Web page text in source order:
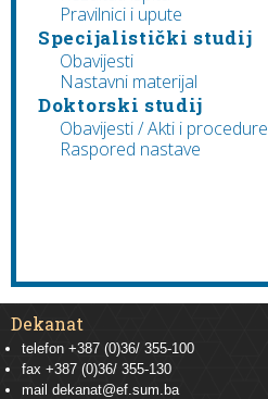
Pravilnici i upute
Specijalistički studij
Obavijesti
Nastavni materijal
Doktorski studij
Obavijesti / Akti i procedure
Raspored nastave
Dekanat
telefon +387 (0)36/ 355-100
fax +387 (0)36/ 355-130
mail dekanat@ef.sum.ba